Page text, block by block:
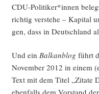
CDU-Politiker*innen
rich­tig ver­ste­he – Kapi­tal
gen, dass in Deutsch­land
Und ein Bal­kan­blog führt
Novem­ber 2012 in einem
Text mit dem Titel „Zita­te